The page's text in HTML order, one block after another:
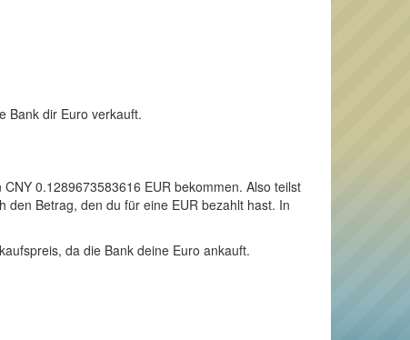
Bank dir Euro verkauft.
0.1289673583616 EUR bekommen. Also teilst
den Betrag, den du für eine EUR bezahlt hast. In
da die Bank deine Euro ankauft.